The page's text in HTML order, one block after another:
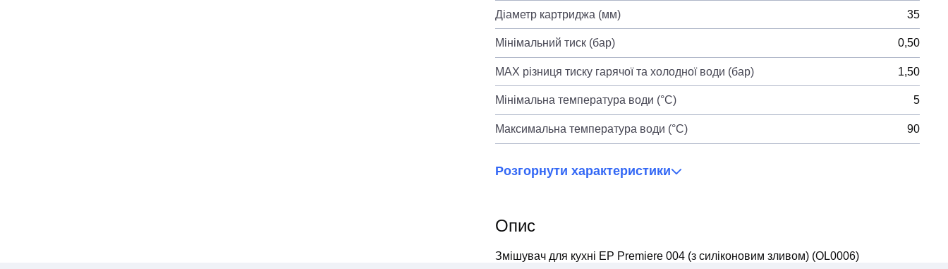
Діаметр картриджа (мм) 35
Мінімальний тиск (бар) 0,50
MAX різниця тиску гарячої та холодної води (бар) 1,50
Мінімальна температура води (°C) 5
Максимальна температура води (°C) 90
Розгорнути характеристики
Опис
Змішувач для кухні EP Premiere 004 (з силіконовим зливом) (OL0006)